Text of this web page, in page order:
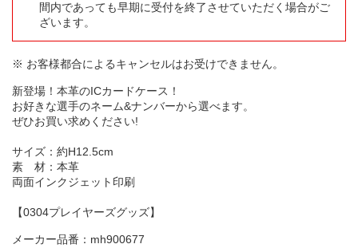
間内であっても早期に受付を終了させていただく場合がご
ざいます。
※ お客様都合によるキャンセルはお受けできません。
新登場！本革のICカードケース！
お好きな選手のネーム&ナンバーから選べます。
ぜひお買い求めください!
サイズ：約H12.5cm
素 材：本革
両面インクジェット印刷
【0304プレイヤーズグッズ】
メーカー品番：mh900677